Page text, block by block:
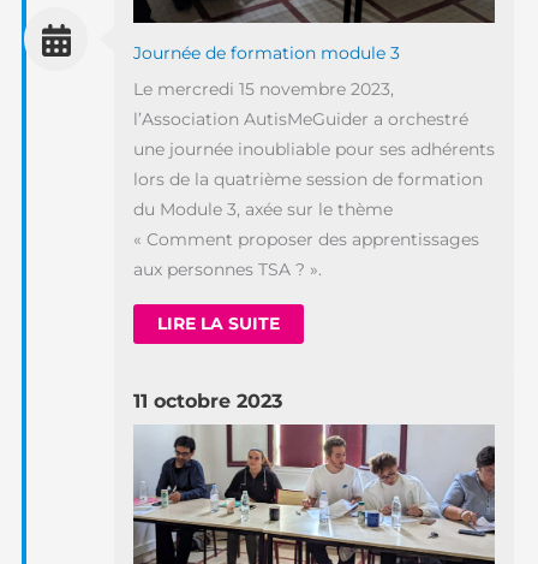
Journée de formation module 3
Le mercredi 15 novembre 2023,
l’Association AutisMeGuider a orchestré
une journée inoubliable pour ses adhérents
lors de la quatrième session de formation
du Module 3, axée sur le thème
« Comment proposer des apprentissages
aux personnes TSA ? ».
LIRE LA SUITE
11 octobre 2023